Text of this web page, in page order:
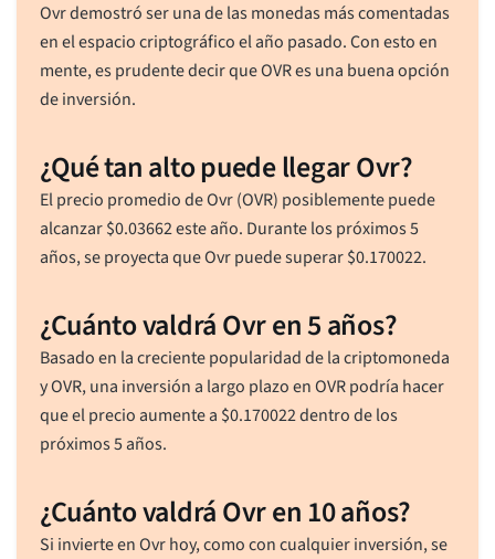
Ovr demostró ser una de las monedas más comentadas
en el espacio criptográfico el año pasado. Con esto en
mente, es prudente decir que OVR es una buena opción
de inversión.
¿Qué tan alto puede llegar Ovr?
El precio promedio de Ovr (OVR) posiblemente puede
alcanzar$0.03662este año. Durante los próximos 5
años, se proyecta que Ovr puede superar$0.170022.
¿Cuánto valdrá Ovr en 5 años?
Basado en la creciente popularidad de la criptomoneda
y OVR, una inversión a largo plazo en OVR podría hacer
que el precio aumente a $0.170022dentro de los
próximos 5 años.
¿Cuánto valdrá Ovr en 10 años?
Si invierte en Ovr hoy, como con cualquier inversión, se